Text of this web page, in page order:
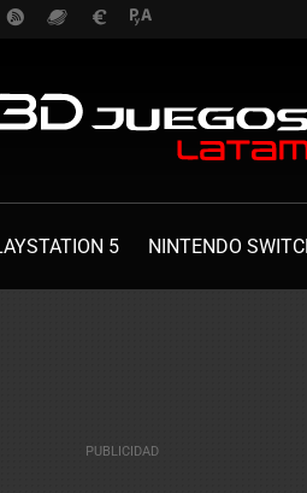
5 NINTENDO